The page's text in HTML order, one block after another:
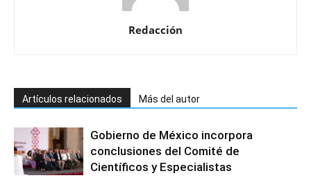
Redacción
Artículos relacionados Más del autor
Gobierno de México incorpora
conclusiones del Comité de
Científicos y Especialistas